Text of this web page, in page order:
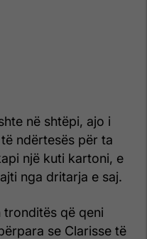
në shtëpi, ajo i
ndërtesës për ta
një kuti kartoni, e
nga dritarja e saj.
që qeni
se Clarisse të